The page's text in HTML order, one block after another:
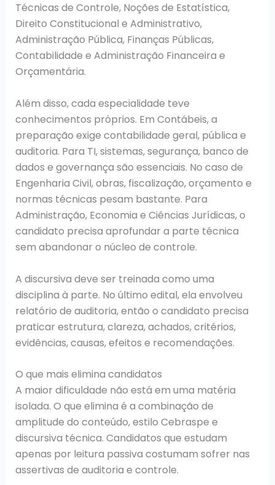
Técnicas de Controle, Noções de Estatística,
Direito Constitucional e Administrativo,
Administração Pública, Finanças Públicas,
Contabilidade e Administração Financeira e
Orçamentária.
Além disso, cada especialidade teve
conhecimentos próprios. Em Contábeis, a
preparação exige contabilidade geral, pública e
auditoria. Para TI, sistemas, segurança, banco de
dados e governança são essenciais. No caso de
Engenharia Civil, obras, fiscalização, orçamento e
normas técnicas pesam bastante. Para
Administração, Economia e Ciências Jurídicas, o
candidato precisa aprofundar a parte técnica
sem abandonar o núcleo de controle.
A discursiva deve ser treinada como uma
disciplina à parte. No último edital, ela envolveu
relatório de auditoria, então o candidato precisa
praticar estrutura, clareza, achados, critérios,
evidências, causas, efeitos e recomendações.
O que mais elimina candidatos
A maior dificuldade não está em uma matéria
isolada. O que elimina é a combinação de
amplitude do conteúdo, estilo Cebraspe e
discursiva técnica. Candidatos que estudam
apenas por leitura passiva costumam sofrer nas
assertivas de auditoria e controle.